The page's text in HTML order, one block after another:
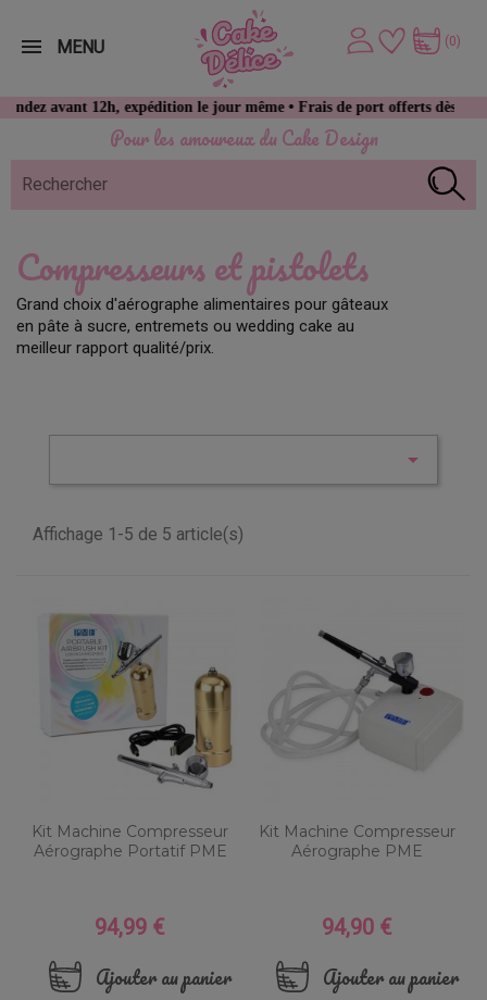
Pour les amoureux du Cake Design
avant 12h, expédition le jour même • Frais de port offerts dès 49 €
(0)
MENU
Compresseurs et pistolets
Grand choix d'aérographe alimentaires pour gâteaux
en pâte à sucre, entremets ou wedding cake au
meilleur rapport qualité/prix.

Affichage 1-5 de 5 article(s)
Kit Machine Compresseur
Aérographe Portatif PME
Prix
94,99 €
Ajouter au panier
Kit Machine Compresseur
Aérographe PME
Prix
94,90 €
Ajouter au panier